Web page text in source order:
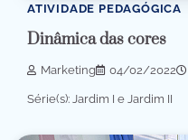
ATIVIDADE PEDAGÓGICA
Dinâmica das cores
Marketing 04/02/2022
Série(s): Jardim I e Jardim II